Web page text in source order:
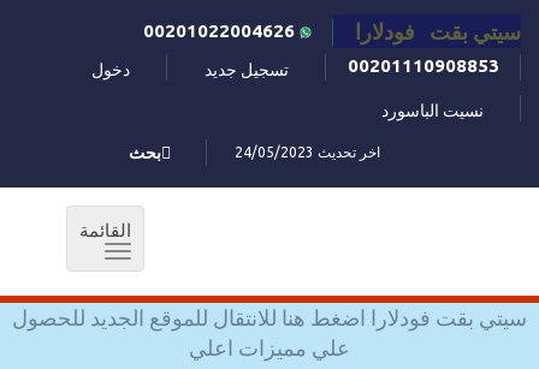
سيتي بقت فودلارا
00201110908853
تسجيل جديد دخول
نسيت الباسورد
اخر تحديث 24/05/2023 بحث
القائمة
Toggle
سيتي بقت فودلارا اضغط هنا للانتقال للموقع الجديد للحصول
علي مميزات اعلي